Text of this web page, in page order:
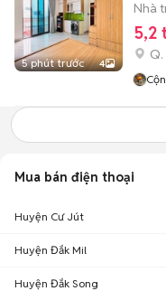
5 phút trước 4
Nhà
5,2
Mua bán điện thoại
Huyện Cư Jút
Huyện Đắk Mil
Huyện Đắk Song